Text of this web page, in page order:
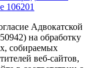
Адвокатской
на обработку
собираемых
веб-сайтов,